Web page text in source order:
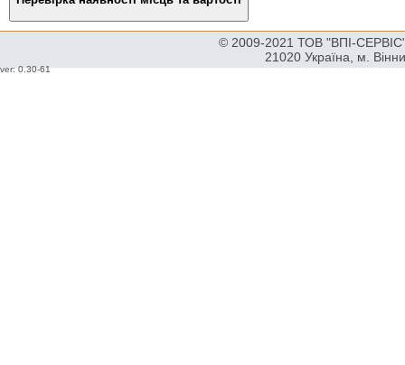
© 2009-2021 ТОВ "ВПІ-
21020 Україна, м.
ver: 0.30-61